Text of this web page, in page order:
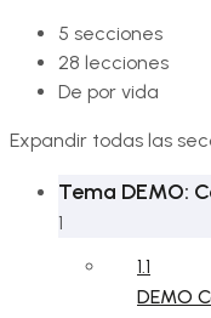
5 secciones
28 lecciones
De por vida
Expandir todas las
Tema DEMO:
1
1.1
DEMO